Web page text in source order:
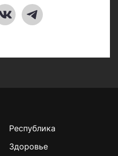
Республика
Здоровье